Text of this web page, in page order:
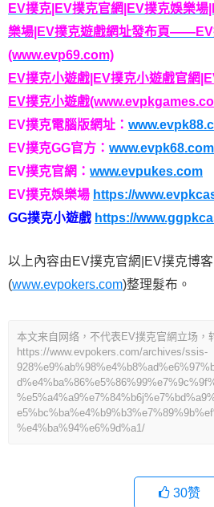
EV撲克|EV撲克官網|EV撲克娛樂
樂場|EV撲克遊戲網址發布頁——EV
(www.evp69.com)
EV撲克小遊戲|EV撲克小遊戲官網
EV撲克小遊戲
EV撲克電腦版網址：
EV撲克GG官方： www.evpk68.com
EV撲克官網： www.evpukes.com
EV撲克娛樂場 https://
GG撲克小遊戲 https://
以上內容由EV撲克官網|EV撲克博
(www.evpokers.com)整理髮布。
本文来自网络，不代表EV撲克官網立场，
https://www.evpokers.com/archives/ssis-
%e4%ba%94%e6%9d%a1/
30赞